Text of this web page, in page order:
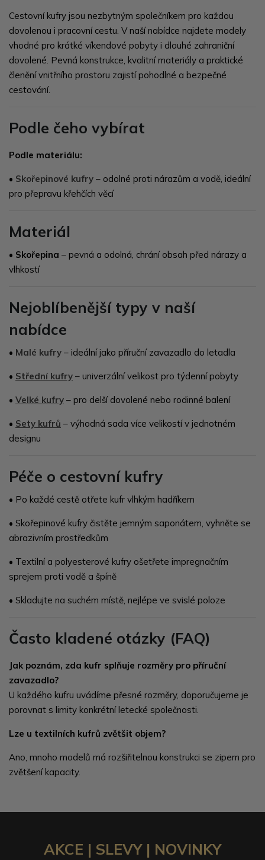
Cestovní kufry jsou nezbytným společníkem pro každou
dovolenou i pracovní cestu. V naší nabídce najdete modely
vhodné pro krátké víkendové pobyty i dlouhé zahraniční
dovolené. Pevná konstrukce, kvalitní materiály a praktické
členění vnitřního prostoru zajistí pohodlné a bezpečné
cestování.
Podle čeho vybírat
Podle materiálu:
• Skořepinové kufry – odolné proti nárazům a vodě, ideální
pro přepravu křehčích věcí
Materiál
• Skořepina – pevná a odolná, chrání obsah před nárazy a
vlhkostí
Nejoblíbenější typy v naší
nabídce
• Malé kufry – ideální jako příruční zavazadlo do letadla
• Střední kufry – univerzální velikost pro týdenní pobyty
• Velké kufry – pro delší dovolené nebo rodinné balení
• Sety kufrů – výhodná sada více velikostí v jednotném
designu
Péče o cestovní kufry
• Po každé cestě otřete kufr vlhkým hadříkem
• Skořepinové kufry čistěte jemným saponátem, vyhněte se
abrazivním prostředkům
• Textilní a polyesterové kufry ošetřete impregnačním
sprejem proti vodě a špíně
• Skladujte na suchém místě, nejlépe ve svislé poloze
Často kladené otázky (FAQ)
Jak poznám, zda kufr splňuje rozměry pro příruční
zavazadlo?
U každého kufru uvádíme přesné rozměry, doporučujeme je
porovnat s limity konkrétní letecké společnosti.
Lze u textilních kufrů zvětšit objem?
Ano, mnoho modelů má rozšiřitelnou konstrukci se zipem pro
zvětšení kapacity.
AKCE | SLEVY | NOVINKY